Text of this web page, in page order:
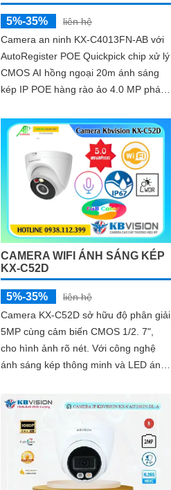
5%-35%
liên hệ
Camera an ninh KX-C4013FN-AB với
AutoRegister POE Quickpick chip xử lý
CMOS AI hồng ngoại 20m ánh sáng
kép IP POE hàng rào ảo 4.0 MP phát
CAMERA WIFI ÁNH SÁNG KÉP
KX-C52D
5%-35%
liên hệ
Camera KX-C52D sở hữu độ phân giải
5MP cùng cảm biến CMOS 1/2. 7",
cho hình ảnh rõ nét. Với công nghệ
ánh sáng kép thông minh và LED ánh
ghi...